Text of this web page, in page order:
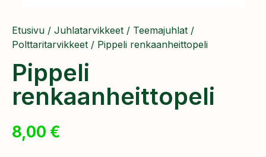
Etusivu / Juhlatarvikkeet / Teemajuhlat /
Polttaritarvikkeet / Pippeli renkaanheittopeli
Pippeli
renkaanheittopeli
8,00 €